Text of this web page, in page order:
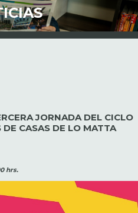
JORNADA DEL CICLO
CASAS DE LO MATTA
hrs.